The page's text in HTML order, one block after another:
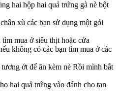
hai hộp hai quả trứng gà nè bột
xù các bạn sử dụng một gói
mua ở siêu thịt hoặc cửa
không có các bạn tìm mua ở các
ớt để ăn kèm nè Rồi mình bắt
hai quả trứng vào đánh cho tan